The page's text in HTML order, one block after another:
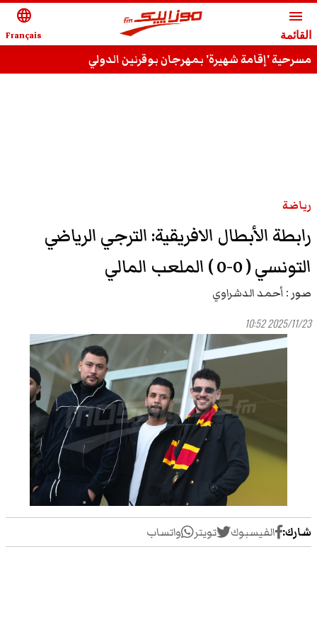
menu
القائمة
language
Français
مسرحية 'إقامة شهيرة' بمهرجان بوقرنين الدولي
رياضة
رابطة الأبطال الافريقية: الترجي الرياضي
التونسي ( 0-0 ) الملعب المالي
صور : أحمد الدشراوي
2025/11/23 10:52
شارك: الفيسبوك تويتر واتساب